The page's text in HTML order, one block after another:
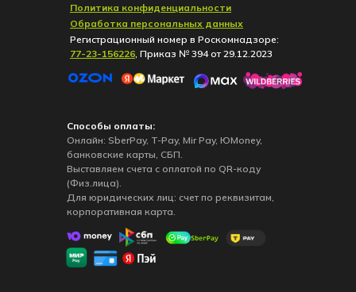
Регистрационный номер в Роскомнадзоре:
77-23-156226 , Приказ № 394 от 29.12.2023
Обработка персональных данных
Политика конфиденциальности
Способы оплаты:
Онлайн: SberPay, T-Pay, Mir Pay, ЮMoney,
банковские карты, СБП.
Выставляем счета с оплатой по QR-коду
(Физ.лица).
Для юридических лиц: счет по реквизитам,
корпоративная карта.